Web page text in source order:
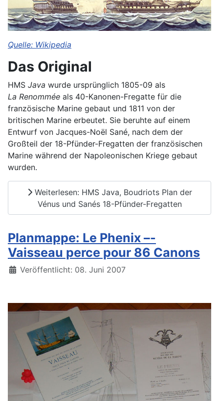
Quelle: Wikipedia
Das Original
HMS Java wurde ursprünglich 1805-09 als
La Renommée als 40-Kanonen-Fregatte für die
französische Marine gebaut und 1811 von der
britischen Marine erbeutet. Sie beruhte auf einem
Entwurf von Jacques-Noël Sané, nach dem der
Großteil der 18-Pfünder-Fregatten der französischen
Marine während der Napoleonischen Kriege gebaut
wurden.
Weiterlesen: HMS Java, Boudriots Plan der
Vénus und Sanés 18-Pfünder-Fregatten
Planmappe: Le Phenix –-
Vaisseau perce pour 86 Canons
Details
Veröffentlicht: 08. Juni 2007